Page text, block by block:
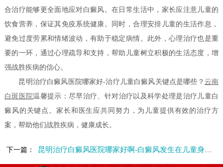
合治疗能够更全面地应对白癜风。在日常生活中，家长应注意儿童的
饮食营养，保证其免疫系统健康。同时，合理安排儿童的生活作息，
避免过度劳累和情绪波动，有助于稳定病情。此外，心理治疗也是重
要的一环，通过心理疏导和支持，帮助儿童树立积极的生活态度，增
强战胜疾病的信心。
昆明治疗白癜风医院哪家好-治疗儿童白癜风关键点是哪些？ 云南
白斑医院温馨提示：尽早治疗、针对治疗以及科学处理是治疗儿童白
癜风的关键点。家长和医生应共同努力，为儿童提供有效的治疗方
案，帮助他们战胜疾病，健康成长。
下一篇： 昆明治疗白癜风医院哪家好啊-白癜风发生在儿童身上如何治疗